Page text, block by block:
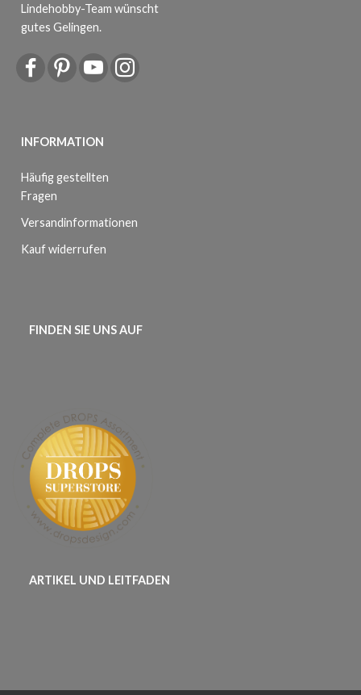
Lindehobby-Team wünscht
gutes Gelingen.
INFORMATION
Häufig gestellten
Fragen
Versandinformationen
Kauf widerrufen
FINDEN SIE UNS AUF
ARTIKEL UND LEITFADEN